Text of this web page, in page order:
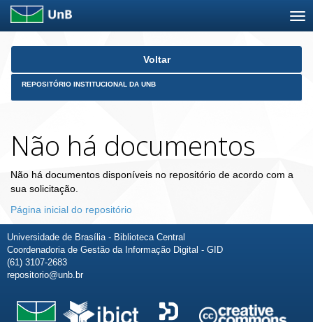
Skip
Voltar
REPOSITÓRIO INSTITUCIONAL DA UNB
Não há documentos
Não há documentos disponíveis no repositório de acordo com a
sua solicitação.
Página inicial do repositório
Universidade de Brasília - Biblioteca Central
Coordenadoria de Gestão da Informação Digital - GID
(61) 3107-2683
repositorio@unb.br